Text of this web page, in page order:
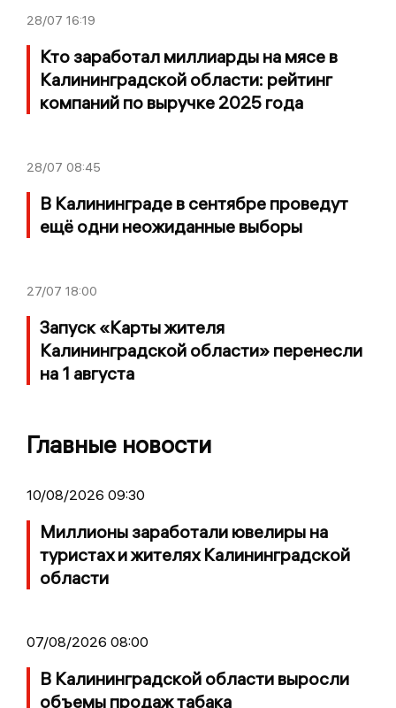
28/07 16:19
Кто заработал миллиарды на мясе в
Калининградской области: рейтинг
компаний по выручке 2025 года
28/07 08:45
В Калининграде в сентябре проведут
ещё одни неожиданные выборы
27/07 18:00
Запуск «Карты жителя
Калининградской области» перенесли
на 1 августа
Главные новости
10/08/2026 09:30
Миллионы заработали ювелиры на
туристах и жителях Калининградской
области
07/08/2026 08:00
В Калининградской области выросли
объемы продаж табака